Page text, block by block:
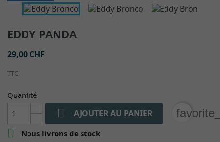
EDDY PANDA
29,00 CHF
TTC
Quantité
 AJOUTER AU PANIER

Nous livrons de stock